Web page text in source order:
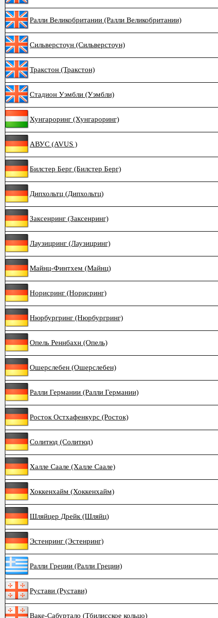
Ралли Великобритании (Ралли Великобритании)
Сильверстоун (Сильверстоун)
Тракстон (Тракстон)
Стадион Уэмбли (Уэмбли)
Хунгароринг (Хунгароринг)
АВУС (AVUS )
Билстер Берг (Билстер Берг)
Дипхольтц (Дипхольтц)
Заксенринг (Заксенринг)
Лаузицринг (Лаузицринг)
Майнц-Финтхем (Майнц)
Норисринг (Норисринг)
Нюрбургринг (Нюрбургринг)
Опель Реннбахн (Опель)
Ошерслебен (Ошерслебен)
Ралли Германии (Ралли Германии)
Росток Остхафенкурс (Росток)
Солитюд (Солитюд)
Халле Саале (Халле Саале)
Хоккенхайм (Хоккенхайм)
Шляйцер Дрейк (Шляйц)
Эстенринг (Эстенринг)
Ралли Греции (Ралли Греции)
Рустави (Рустави)
Ваке-Сабуртало (Тбилисское кольцо)